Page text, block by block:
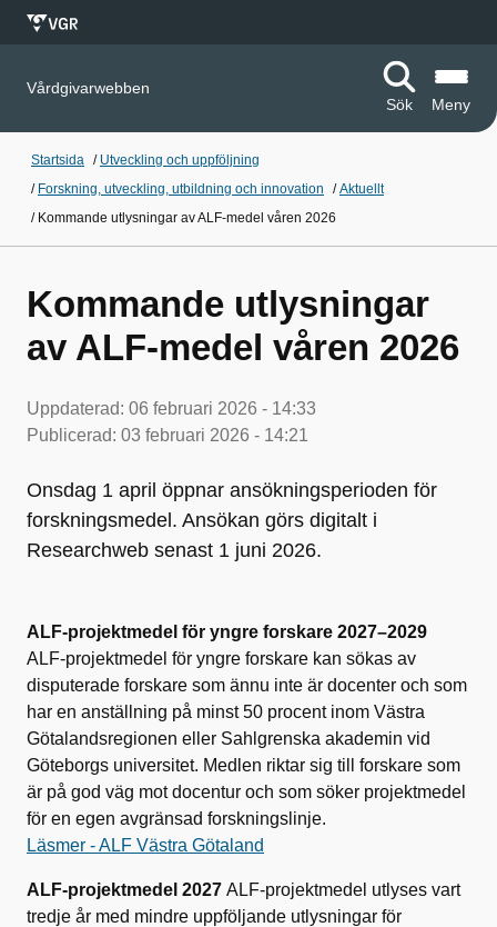
Vårdgivarwebben
Sök
Meny
Startsida / Utveckling och uppföljning
/ Forskning, utveckling, utbildning och innovation /Aktuellt
/ Kommande utlysningar av ALF-medel våren 2026
Kommande utlysningar
av ALF-medel våren 2026
Uppdaterad: 06 februari 2026 - 14:33
Publicerad: 03 februari 2026 - 14:21
Onsdag 1 april öppnar ansökningsperioden för
forskningsmedel. Ansökan görs digitalt i
Researchweb senast 1 juni 2026.
ALF-projektmedel för yngre forskare 2027–2029
ALF-projektmedel för yngre forskare kan sökas av
disputerade forskare som ännu inte är docenter och som
har en anställning på minst 50 procent inom Västra
Götalandsregionen eller Sahlgrenska akademin vid
Göteborgs universitet. Medlen riktar sig till forskare som
är på god väg mot docentur och som söker projektmedel
för en egen avgränsad forskningslinje.
Läsmer - ALF Västra Götaland
ALF-projektmedel 2027 ALF-projektmedel utlyses vart
tredje år med mindre uppföljande utlysningar för